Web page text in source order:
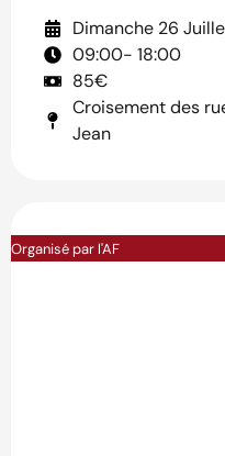
Dimanche 26
09:00- 18:00
85€
Croisement des
Jean
Organisé par l'AF